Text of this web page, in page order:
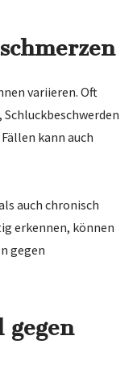
variieren. Oft
kann auch
auch chronisch
erkennen, können
gegen